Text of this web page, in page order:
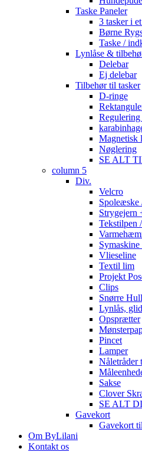
Taske Paneler
3 tasker i
Børne
Taske /
Lynlåse &
Delebar
Ej delebar
Tilbehør til tasker
D-ringe
Magnetisk
Nøglering
SE ALT
column 5
Div.
Velcro
Spoleæske
Strygejern
Tekstilpen
Vlieseline
Textil lim
Projekt
Clips
Snørre
Lynlås,
Opsprætter
Pincet
Lamper
Nåletråder
Sakse
Clover
SE ALT
Gavekort
Gavekort
Om ByLilani
Kontakt os